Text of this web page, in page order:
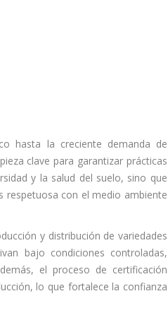
hasta la creciente demanda de
clave para garantizar prácticas
y la salud del suelo, sino que
respetuosa con el medio ambiente
y distribución de variedades
bajo condiciones controladas,
el proceso de certificación
lo que fortalece la confianza